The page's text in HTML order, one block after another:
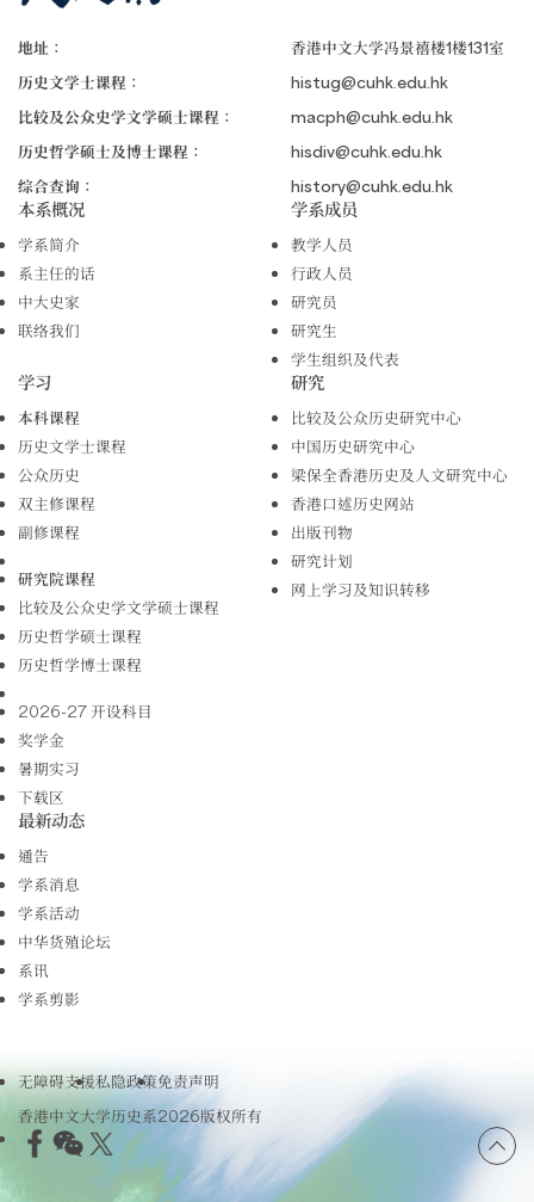
地址：
香港中文大学冯景禧楼1楼131室
历史文学士课程：
histug@cuhk.edu.hk
比较及公众史学文学硕士课程：
macph@cuhk.edu.hk
历史哲学硕士及博士课程：
hisdiv@cuhk.edu.hk
综合查询：
history@cuhk.edu.hk
本系概况
学系简介
系主任的话
中大史家
联络我们
学系成员
教学人员
行政人员
研究员
研究生
学生组织及代表
学习
本科课程
历史文学士课程
公众历史
双主修课程
副修课程
研究院课程
比较及公众史学文学硕士课程
历史哲学硕士课程
历史哲学博士课程
2026-27 开设科目
奖学金
暑期实习
下载区
研究
比较及公众历史研究中心
中国历史研究中心
梁保全香港历史及人文研究中心
香港口述历史网站
出版刊物
研究计划
网上学习及知识转移
最新动态
通告
学系消息
学系活动
中华货殖论坛
系讯
学系剪影
无障碍支援私隐政策免责声明
香港中文大学历史系2026版权所有